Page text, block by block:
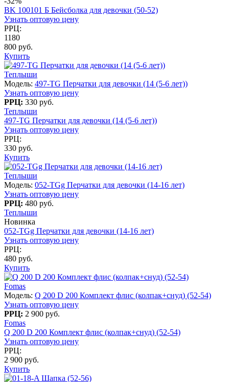
BK 100101 Б Бейсболка для девочки (50-52)
Узнать оптовую цену
РРЦ:
1180
800 руб.
Купить
Теплыши
Модель: 497-TG Перчатки для девочки (14 (5-6 лет))
Узнать оптовую цену
РРЦ: 330 руб.
Теплыши
497-TG Перчатки для девочки (14 (5-6 лет))
Узнать оптовую цену
РРЦ:
330 руб.
Купить
Теплыши
Модель: 052-TGg Перчатки для девочки (14-16 лет)
Узнать оптовую цену
РРЦ: 480 руб.
Теплыши
Новинка
052-TGg Перчатки для девочки (14-16 лет)
Узнать оптовую цену
РРЦ:
480 руб.
Купить
Fomas
Модель: Q 200 D 200 Комплект флис (колпак+снуд) (52-54)
Узнать оптовую цену
РРЦ: 2 900 руб.
Fomas
Q 200 D 200 Комплект флис (колпак+снуд) (52-54)
Узнать оптовую цену
РРЦ:
2 900 руб.
Купить